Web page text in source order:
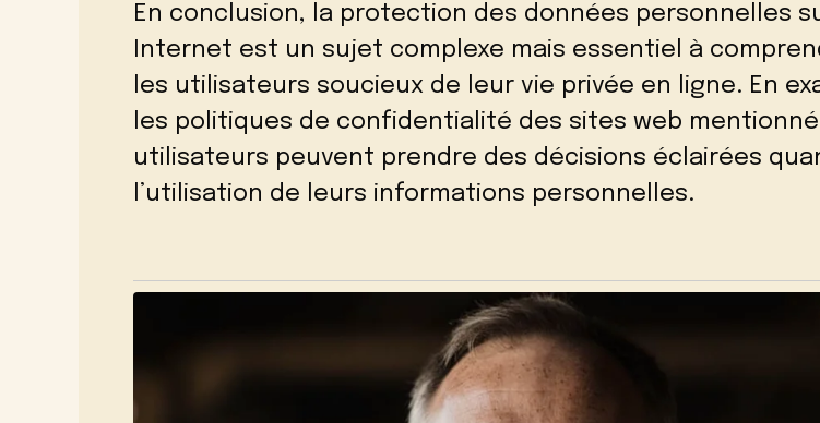
En conclusion, la protection des données personnelles
Internet est un sujet complexe mais essentiel à
les utilisateurs soucieux de leur vie privée en ligne. En
les politiques de confidentialité des sites web
utilisateurs peuvent prendre des décisions éclairées
l’utilisation de leurs informations personnelles.